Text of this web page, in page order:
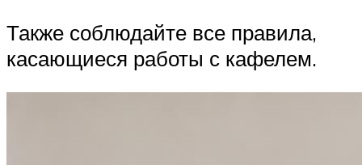
Также соблюдайте все правила,
касающиеся работы с кафелем.